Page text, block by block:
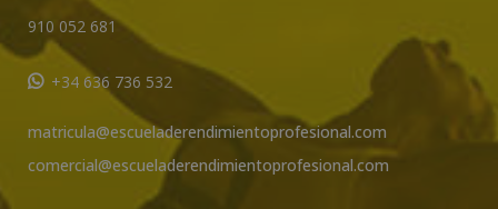
910 052 681
+34 636 736 532
matricula@escueladerendimientoprofesional.com
comercial@escueladerendimientoprofesional.com